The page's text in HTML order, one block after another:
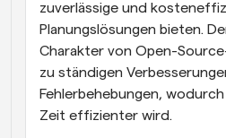
zuverlässige und
Planungslösungen bieten.
Charakter von Open-
zu ständigen
Fehlerbehebungen,
Zeit effizienter wird.